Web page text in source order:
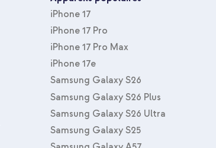
iPhone 17
iPhone 17 Pro
iPhone 17 Pro Max
iPhone 17e
Samsung Galaxy S26
Samsung Galaxy S26 Plus
Samsung Galaxy S26 Ultra
Samsung Galaxy S25